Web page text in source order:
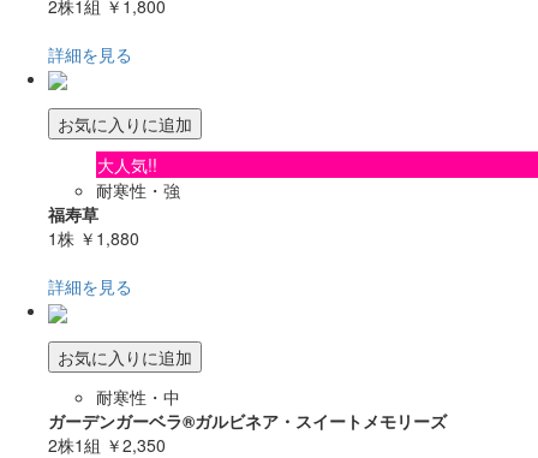
2株1組 ￥1,800
詳細を見る
お気に入りに追加
大人気!!
耐寒性・強
福寿草
1株 ￥1,880
詳細を見る
お気に入りに追加
耐寒性・中
ガーデンガーベラ®ガルビネア・スイートメモリーズ
2株1組 ￥2,350